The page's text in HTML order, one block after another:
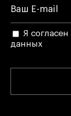
Я
данных